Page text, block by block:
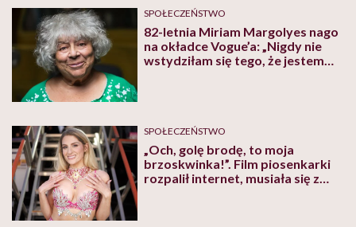
SPOŁECZEŃSTWO
82-letnia Miriam Margolyes nago
na okładce Vogue’a: „Nigdy nie
wstydziłam się tego, że jestem
SPOŁECZEŃSTWO
„Och, golę brodę, to moja
brzoskwinka!”. Film piosenkarki
rozpalił internet, musiała się z